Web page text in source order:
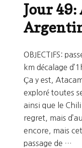
Jour
OBJECTIFS:
km décalage
Ça y est,
exploré toutes
ainsi que le
regret, mais
encore, mais
passage de …